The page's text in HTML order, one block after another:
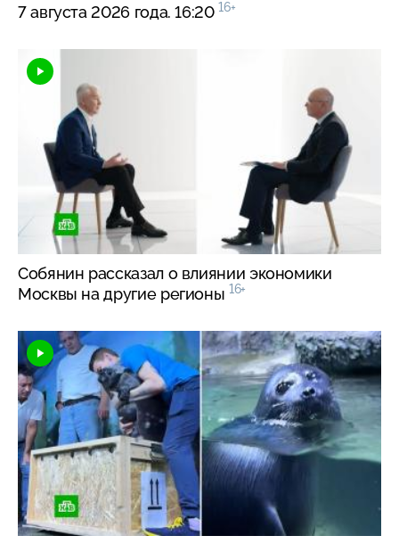
7 августа 2026 года. 16:20 16+
Собянин рассказал о влиянии экономики
Москвы на другие регионы 16+